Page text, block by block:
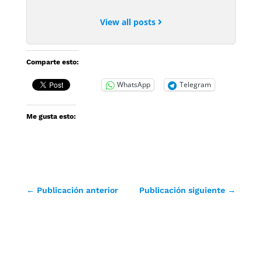
View all posts
Comparte esto:
WhatsApp Telegram
Me gusta esto:
← Publicación anterior Publicación siguiente →